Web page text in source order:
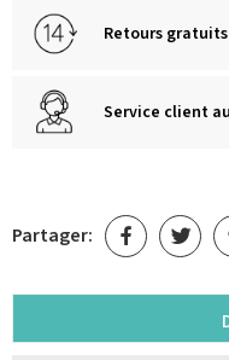
Retours gratuits
Service client au
Partager: